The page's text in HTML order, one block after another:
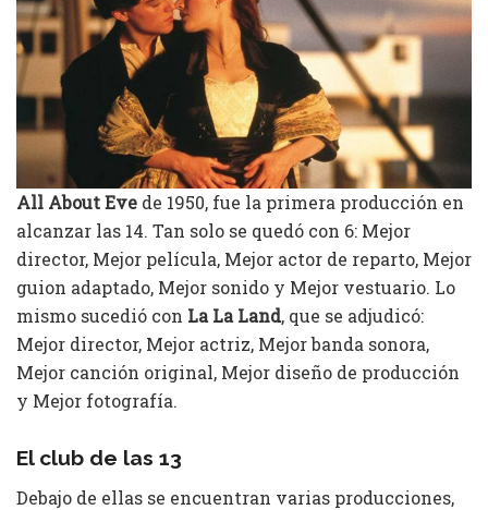
All About Eve de 1950, fue la primera producción en
alcanzar las 14. Tan solo se quedó con 6: Mejor
director, Mejor película, Mejor actor de reparto, Mejor
guion adaptado, Mejor sonido y Mejor vestuario. Lo
mismo sucedió con La La Land, que se adjudicó:
Mejor director, Mejor actriz, Mejor banda sonora,
Mejor canción original, Mejor diseño de producción
y Mejor fotografía.
El club de las 13
Debajo de ellas se encuentran varias producciones,